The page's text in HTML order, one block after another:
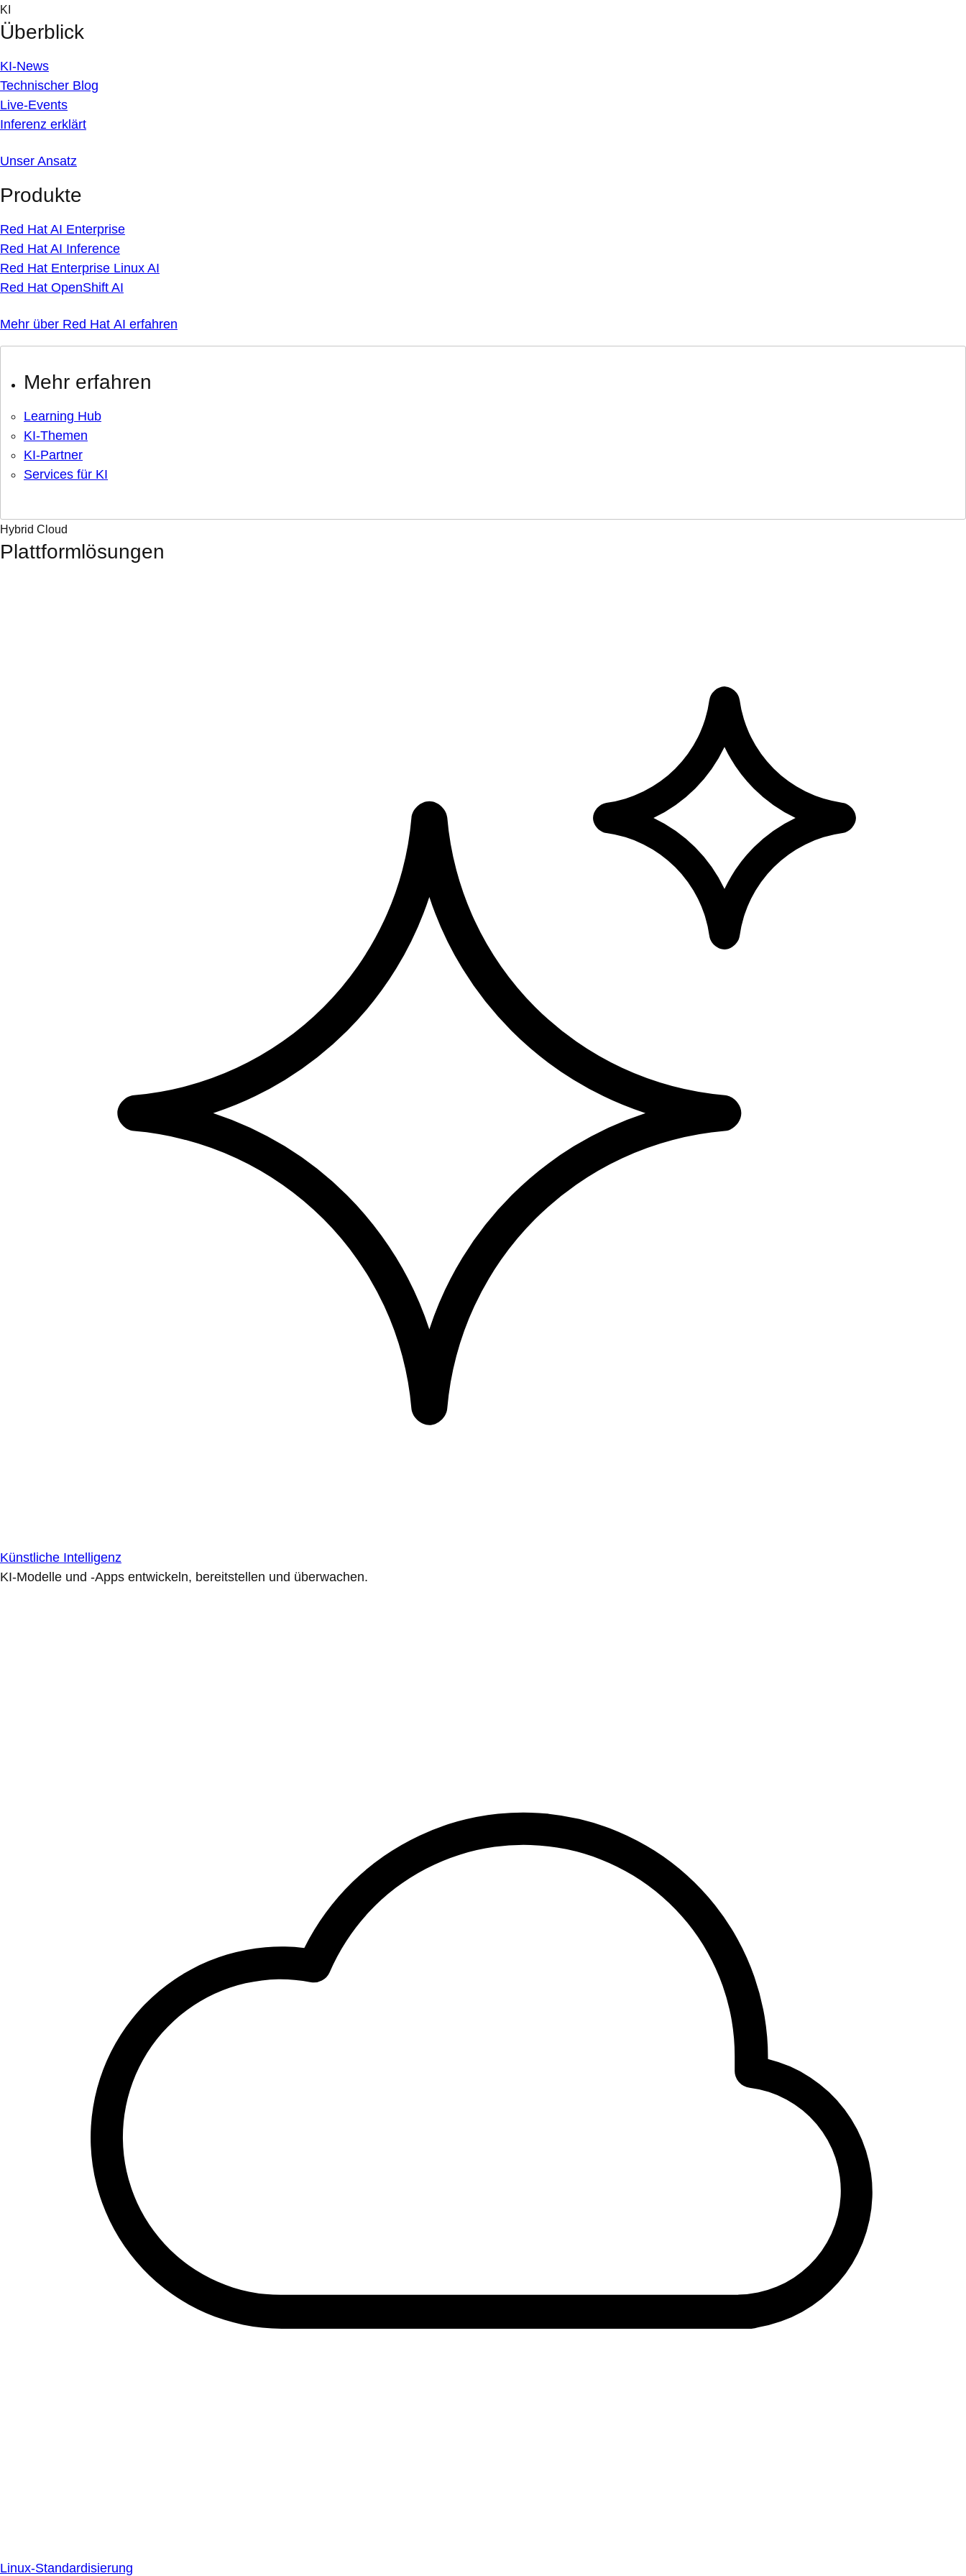
Skip
to
content
KI
Überblick
KI-News
Technischer Blog
Live-Events
Inferenz erklärt
Unser Ansatz
Produkte
Red Hat AI Enterprise
Red Hat AI Inference
Red Hat Enterprise Linux AI
Red Hat OpenShift AI
Mehr über Red Hat AI erfahren
Mehr erfahren
Learning Hub
KI-Themen
KI-Partner
Services für KI
Hybrid Cloud
Plattformlösungen
Künstliche Intelligenz
KI-Modelle und -Apps entwickeln, bereitstellen und überwachen.
Linux-Standardisierung